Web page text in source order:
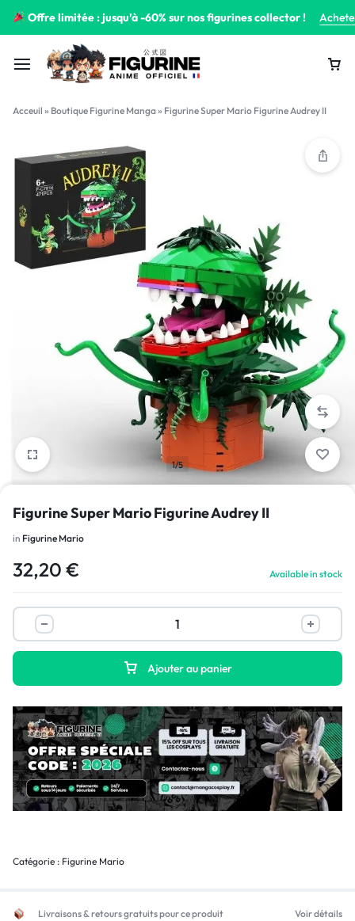
Offre limitée : jusqu’à -60% sur nos figurines collector !
Acceuil » Boutique Figurine Manga» Figurine Super Mario Figurine Audrey II
1/5
Figurine Super Mario Figurine Audrey II
in Figurine Mario
32,20 € Available in stock
Ajouter au panier
Catégorie : Figurine Mario
Livraisons & retours gratuits pour ce produit Voir détails